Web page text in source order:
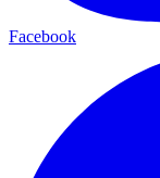
Facebook